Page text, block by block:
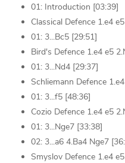
01: Introduction [03:39]
Classical Defence 1.e4
01: 3...Bc5 [29:51]
Bird's Defence 1.e4 e5
01: 3...Nd4 [29:37]
Schliemann Defence
01: 3...f5 [48:36]
Cozio Defence 1.e4 e5
01: 3...Nge7 [33:38]
02: 3...a6 4.Ba4 Nge7
Smyslov Defence 1.e4